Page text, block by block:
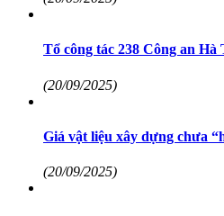
Tổ công tác 238 Công an
(20/09/2025)
Giá vật liệu xây dựng chưa
(20/09/2025)